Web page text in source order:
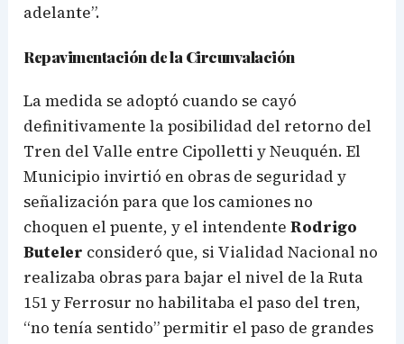
adelante”.
Repavimentación de la Circunvalación
La medida se adoptó cuando se cayó
definitivamente la posibilidad del retorno del
Tren del Valle entre Cipolletti y Neuquén. El
Municipio invirtió en obras de seguridad y
señalización para que los camiones no
choquen el puente, y el intendenteRodrigo
Buteler consideró que, si Vialidad Nacional no
realizaba obras para bajar el nivel de la Ruta
151 y Ferrosur no habilitaba el paso del tren,
“no tenía sentido” permitir el paso de grandes